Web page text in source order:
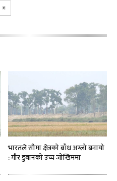
भारतले सीमा क्षेत्रको बाँध अग्लो बनायो
: गौर डुबानको उच्च जोखिममा